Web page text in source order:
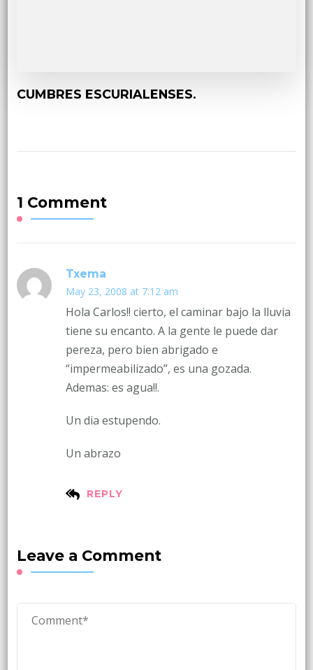
CUMBRES ESCURIALENSES.
1 Comment
Txema
May 23, 2008 at 7:12 am
REPLY
Hola Carlos!! cierto, el caminar bajo la lluvia
tiene su encanto. A la gente le puede dar
pereza, pero bien abrigado e
“impermeabilizado”, es una gozada.
Ademas: es agua!!.
Un dia estupendo.
Un abrazo
Leave a Comment